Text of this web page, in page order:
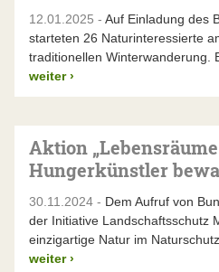
12.01.2025 - Auf Einladung des
starteten 26 Naturinteressierte
traditionellen Winterwanderung.
weiter ›
Aktion
Hungerkünstler
30.11.2024 - Dem Aufruf von
der Initiative Landschaftsschutz
einzigartige Natur im
weiter ›